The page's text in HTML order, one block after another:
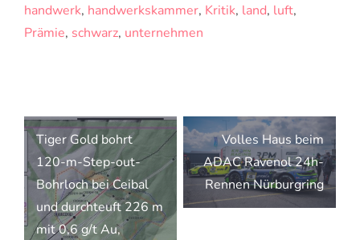
handwerk, handwerkskammer, Kritik, land, luft,
Prämie, schwarz, unternehmen
Beitragsnavigation
Tiger Gold bohrt
120-m-Step-out-
Bohrloch bei Ceibal
und durchteuft 226 m
mit 0,6 g/t Au,
Volles Haus beim
ADAC Ravenol 24h-
Rennen Nürburgring